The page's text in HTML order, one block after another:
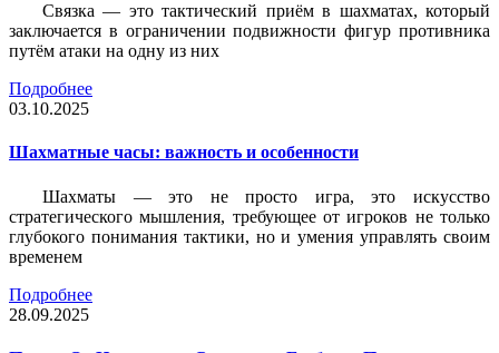
Связка — это тактический приём в шахматах, который
заключается в ограничении подвижности фигур противника
путём атаки на одну из них
Подробнее
03.10.2025
Шахматные часы: важность и особенности
Шахматы — это не просто игра, это искусство
стратегического мышления, требующее от игроков не только
глубокого понимания тактики, но и умения управлять своим
временем
Подробнее
28.09.2025